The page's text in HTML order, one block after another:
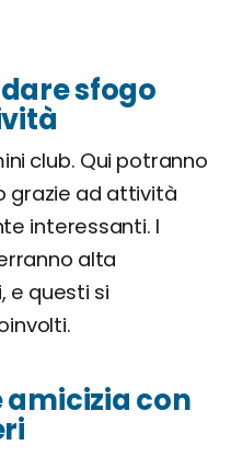
dare sfogo
club. Qui potranno
grazie ad attività
interessanti. I
alta
e questi si
amicizia con